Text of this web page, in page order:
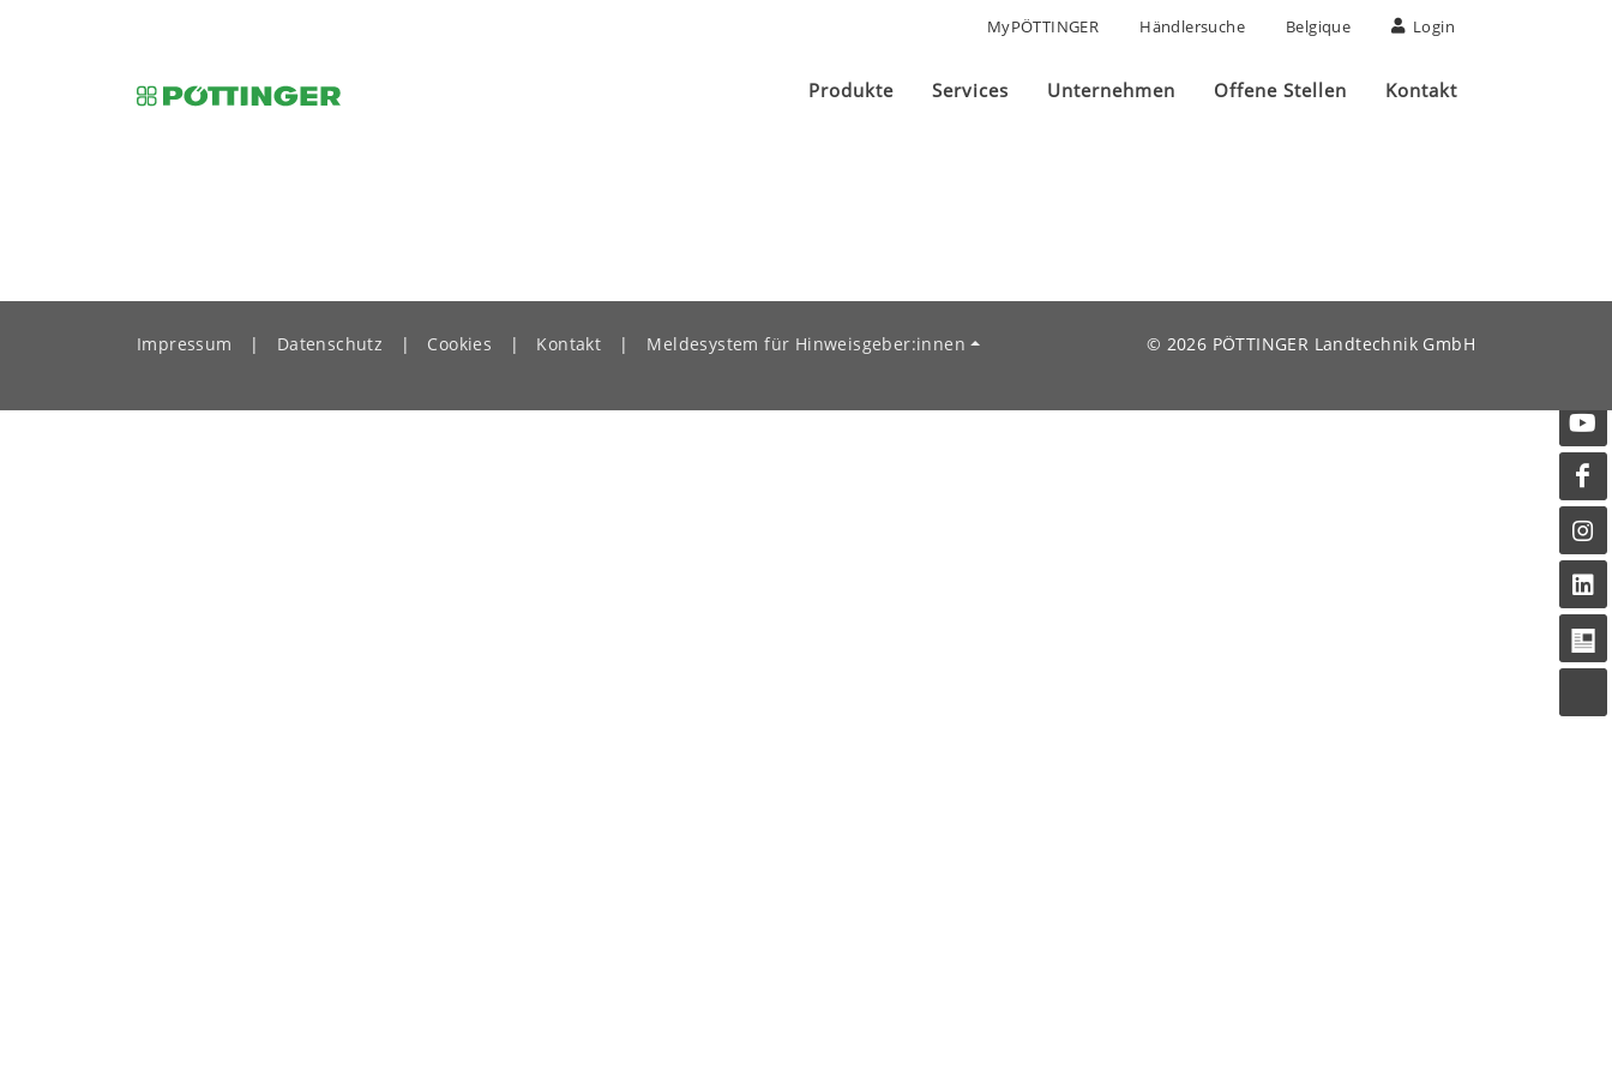
MyPÖTTINGER Händlersuche Belgique Login
Produkte Services Unternehmen Offene Stellen Kontakt
Impressum | Datenschutz | Cookies | Kontakt | Meldesystem für Hinweisgeber:innen © 2026 PÖTTINGER Landtechnik GmbH